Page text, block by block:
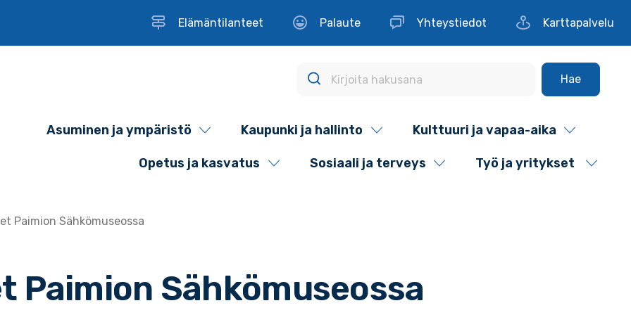
Elämäntilanteet Palaute Yhteystiedot Karttapalvelu
Hae
Asuminen ja ympäristö Kaupunki ja hallinto Kulttuuri ja vapaa-aika
Opetus ja kasvatus Sosiaali ja terveys Työ ja yritykset
Paimion Sähkömuseossa
Paimion Sähkömuseossa